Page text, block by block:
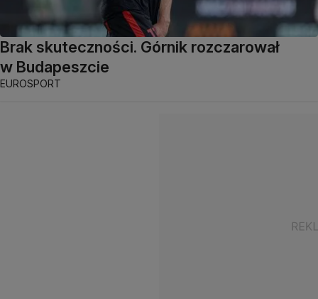
Brak skuteczności. Górnik rozczarował
w Budapeszcie
EUROSPORT